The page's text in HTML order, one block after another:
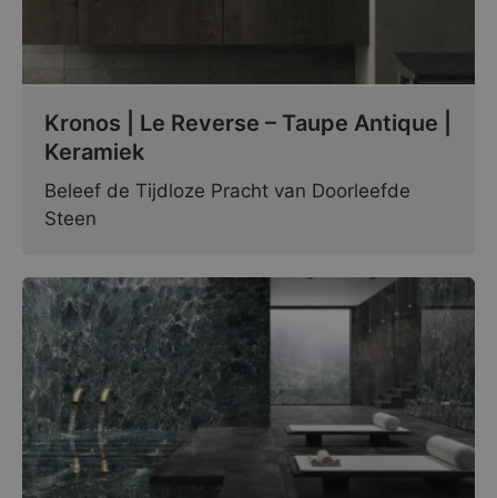
Kronos | Le Reverse – Taupe Antique |
Keramiek
Beleef de Tijdloze Pracht van Doorleefde
Steen